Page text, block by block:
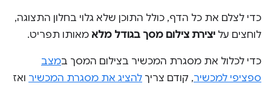
כדי לצלם את כל הדף, כולל התוכן שלא גלוי בחלון התצוגה,
לוחצים על יצירת צילום מסך בגודל מלא מאותו תפריט.
כדי לכלול את מסגרת המכשיר בצילום המסך במצב
ספציפי למכשיר, קודם צריך להציג את מסגרת המכשיר ואז